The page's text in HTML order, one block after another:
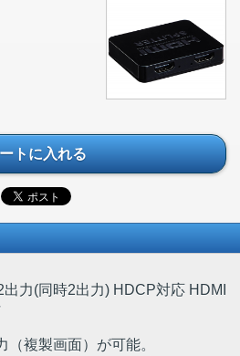
トに入れる
力(同時2出力) HDCP対応 HDMI
複製画面）が可能。